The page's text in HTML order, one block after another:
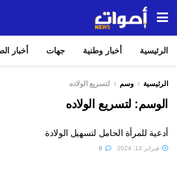
الرئيسية أخبار وطنية جهات أخبار
الرئيسية وسم لتسريع الولاده
الوسم: لتسريع الولاده
أدعية للمرأة الحامل لتسهيل الولادة
فبراير 13, 2024